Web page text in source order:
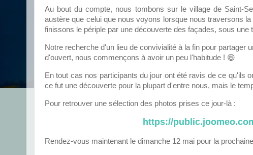
Au bout du compte, nous tombons sur le village de Saint-
austère que celui que nous voyons lorsque nous traversons
finissons le périple par une découverte des façades, sous
Notre recherche d'un lieu de convivialité à la fin pour partager
d'ouvert, nous commençons à avoir un peu l'habitude ! 😄
En tout cas nos participants du jour ont été ravis de ce qu'ils
ce fut une découverte pour la plupart d'entre nous, mais le
Pour retrouver une sélection des photos prises ce jour-là :
https://
Rendez-vous maintenant le dimanche 12 mai pour la